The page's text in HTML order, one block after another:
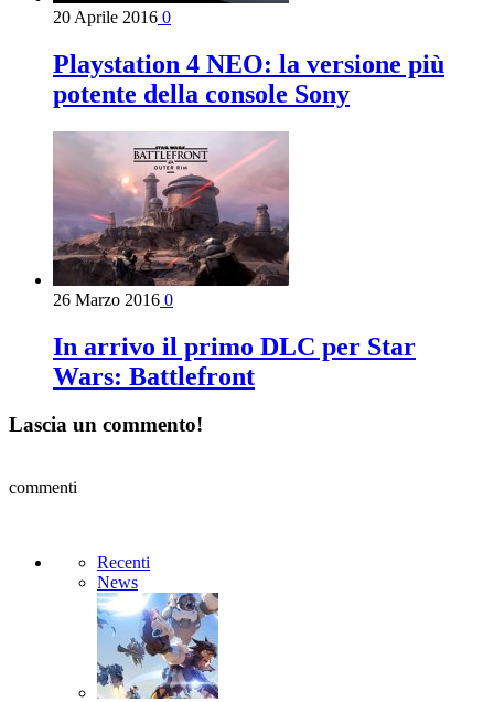
20 Aprile 2016 0
Playstation 4 NEO: la versione più
potente della console Sony
26 Marzo 2016 0
In arrivo il primo DLC per Star
Wars: Battlefront
Lascia un commento!
commenti
Recenti
News